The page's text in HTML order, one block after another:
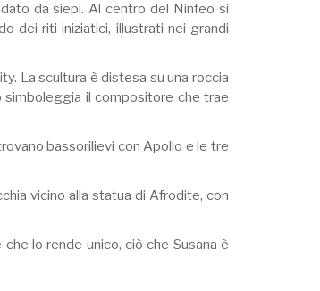
da siepi. Al centro del Ninfeo si
dei riti iniziatici, illustrati nei grandi
La scultura è distesa su una roccia
simboleggia il compositore che trae
bassorilievi con Apollo e le tre
vicino alla statua di Afrodite, con
lo rende unico, ciò che Susana è